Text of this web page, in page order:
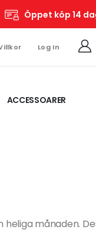
Öppet köp 14
Log In
ACCESSOARER
månaden.